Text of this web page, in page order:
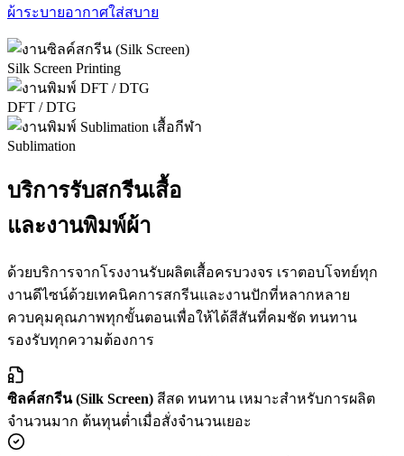
ผ้าระบายอากาศใส่สบาย
Silk Screen Printing
DFT / DTG
Sublimation
บริการรับสกรีนเสื้อ
และงานพิมพ์ผ้า
ด้วยบริการจากโรงงานรับผลิตเสื้อครบวงจร เราตอบโจทย์ทุก
งานดีไซน์ด้วยเทคนิคการสกรีนและงานปักที่หลากหลาย
ควบคุมคุณภาพทุกขั้นตอนเพื่อให้ได้สีสันที่คมชัด ทนทาน
รองรับทุกความต้องการ
ซิลค์สกรีน (Silk Screen) สีสด ทนทาน เหมาะสำหรับการผลิต
จำนวนมาก ต้นทุนต่ำเมื่อสั่งจำนวนเยอะ